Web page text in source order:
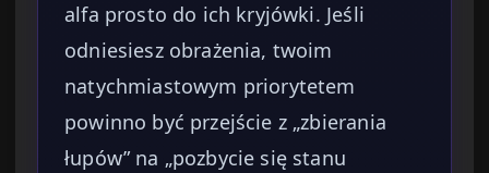
alfa prosto do ich kryjówki. Jeśli
odniesiesz obrażenia, twoim
natychmiastowym priorytetem
powinno być przejście z „zbierania
łupów” na „pozbycie się stanu